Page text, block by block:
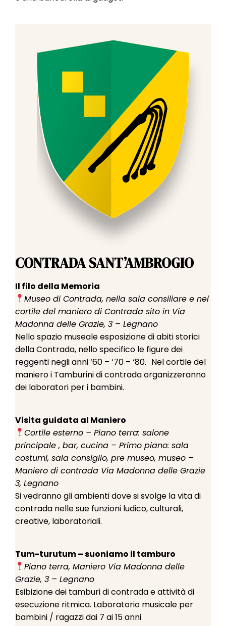
CONTRADA SANT’AMBROGIO
Il filo della Memoria
Museo di Contrada, nella sala consiliare e nel
cortile del maniero di Contrada sito in Via
Madonna delle Grazie, 3 – Legnano
Nello spazio museale esposizione di abiti storici
della Contrada, nello specifico le figure dei
reggenti negli anni ‘60 – ‘70 – ‘80. Nel cortile del
maniero i Tamburini di contrada organizzeranno
dei laboratori per i bambini.
Visita guidata al Maniero
Cortile esterno – Piano terra: salone
principale , bar, cucina – Primo piano: sala
costumi, sala consiglio, pre museo, museo –
Maniero di contrada Via Madonna delle Grazie
3, Legnano
Si vedranno gli ambienti dove si svolge la vita di
contrada nelle sue funzioni ludico, culturali,
creative, laboratoriali.
Tum-turutum – suoniamo il tamburo
Piano terra, Maniero Via Madonna delle
Grazie, 3 – Legnano
Esibizione dei tamburi di contrada e attività di
esecuzione ritmica. Laboratorio musicale per
bambini / ragazzi dai 7 ai 15 anni